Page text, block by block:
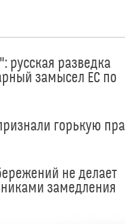
русская разведка
замысел ЕС по
горькую
не делает
замедления